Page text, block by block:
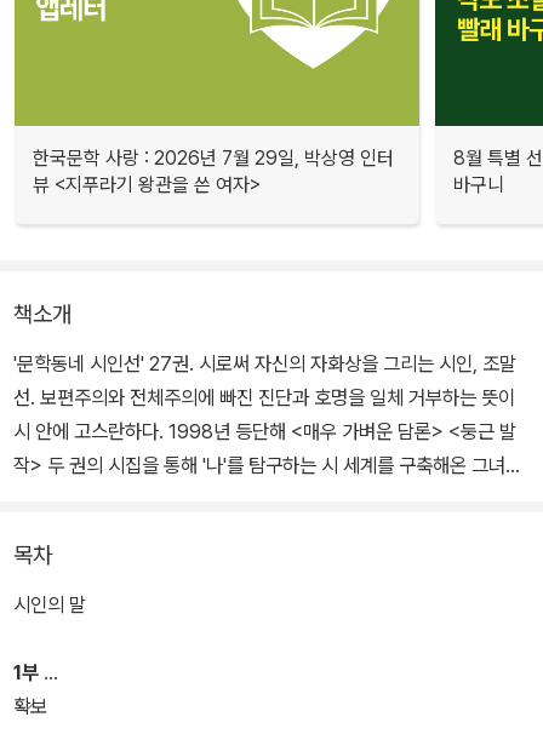
한국문학 사랑 : 2026년 7월 29일, 박상영 인터
뷰 <지푸라기 왕관을 쓴 여자>
8월 특별
바구니
책소개
'문학동네 시인선' 27권. 시로써 자신의 자화상을 그리는 시인, 조말
선. 보편주의와 전체주의에 빠진 진단과 호명을 일체 거부하는 뜻이
시 안에 고스란하다. 1998년 등단해 <매우 가벼운 담론> <둥근 발
작> 두 권의 시집을 통해 '나'를 탐구하는 시 세계를 구축해온 그녀이
"새롭게 열고 있는 실험적인 세계와 심도 있는 사유의 진정성"이 높이
평가되어 2012년 현대시학작품상을 수상했다. 그리고 수상작을 표
지나서 탄생했다>가 73편의 시를 품어 안고 세상에 나왔다.
목차
시인의 말
1부
확보